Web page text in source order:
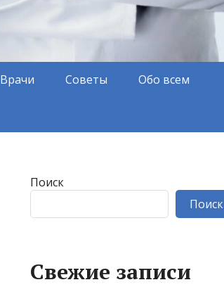
Врачи Советы Обо всем
Поиск
Поиск
Свежие записи